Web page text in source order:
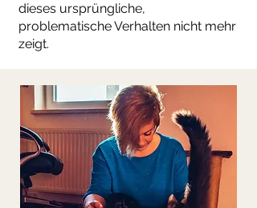
dieses ursprüngliche,
problematische Verhalten nicht mehr
zeigt.